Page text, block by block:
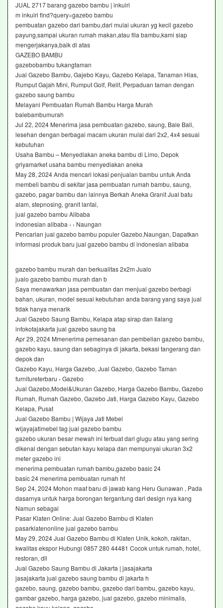
JUAL 2717 barang gazebo bambu | inkuiri
m inkuiri find?query=gazebo bambu
pembuatan gazebo dari bambu,dari mulai ukuran yg kecil gazebo
payung,sampai ukuran rumah makan,atau fila bambu,kami siap
mengerjakanya,baik di atas
GAZEBO BAMBU
gazebobambu tukangtaman
Jual Gazebo Bambu, Gajebo Kayu, Gazebo Kelapa, Tanaman Hias,
Rumput Gajah Mini, Rumput Golf, Relif, Perpaduan taman dengan
gazebo saung bambu
Melayani Pembuatan Rumah Bambu Harga Murah
balebambumurah
Jul 22, 2024 Menerima jasa pembuatan gazebo, saung, Bale Bali,
lesehan dengan berbagai macam ukuran mulai dari 2x2, 4x4 sesuai
kebutuhan
Usaha Bambu – Menyediakan aneka bambu di Limo, Depok
griyamarket usaha bambu menyediakan aneka
May 28, 2024 Anda mencari lokasi penjualan bambu untuk Anda
membeli bambu di sekitar jasa pembuatan rumah bambu, saung,
gazebo, pagar bambu dan lainnya Berkah Aneka Granit Jual batu
alam, stepnosing, granit lantai,
jual gazebo bambu Alibaba
indonesian alibaba › › Naungan
Pencarian jual gazebo bambu populer Gazebo,Naungan, Dapatkan
informasi produk baru jual gazebo bambu di indonesian alibaba
gazebo bambu murah dan berkualitas 2x2m Jualo
jualo gazebo bambu murah dan b
Saya menawarkan jasa pembuatan dan menjual gazebo berbagi
bahan, ukuran, model sesuai kebutuhan anda barang yang saya jual
tidak hanya menarik
Jual Gazebo Saung Bambu, Kelapa atap sirap dan Ilalang
infokotajakarta jual gazebo saung ba
Apr 29, 2024 Mmenerima pemesanan dan pembelian gazebo bambu,
gazebo kayu, saung dan sebaginya di jakarta, bekasi tangerang dan
depok dan
Gazebo Kayu, Harga Gazebo, Jual Gazebo, Gazebo Taman
furnitureterbaru › Gazebo
Jual Gazebo,Model&Ukuran Gazebo, Harga Gazebo Bambu, Gazebo
Rumah, Rumah Gazebo, Gazebo Jati, Harga Gazebo Kayu, Gazebo
Kelapa, Pusat
Jual Gazebo Bambu | Wijaya Jati Mebel
wijayajatimebel tag jual gazebo bambu
gazebo ukuran besar mewah ini terbuat dari glugu atau yang sering
dikenal dengan sebutan kayu kelapa dan mempunyai ukuran 3x2
meter gazebo ini
menerima pembuatan rumah bambu,gazebo basic 24
basic 24 menerima pembuatan rumah ht
Sep 24, 2024 Mohon maaf baru di jawab kang Heru Gunawan , Pada
dasarnya untuk harga borongan tergantung dari design nya kang
Namun sebagai
Pasar Klaten Online: Jual Gazebo Bambu di Klaten
pasarklatenonline jual gazebo bambu
May 29, 2024 Jual Gazebo Bambu di Klaten Unik, kokoh, rakitan,
kwalitas ekspor Hubungi 0857 280 44481 Cocok untuk rumah, hotel,
restoran, dll
Jual Gazebo Saung Bambu di Jakarta | jasajakarta
jasajakarta jual gazebo saung bambu di jakarta h
gazebo, saung, gazebo bambu, gazebo dari bambu, gazebo kayu,
gambar gazebo, harga gazebo, jual gazebo, gazebo minimalis,